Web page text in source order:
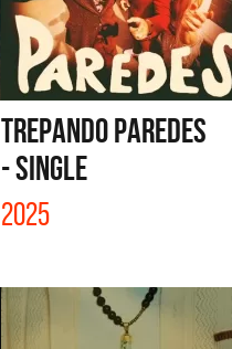
TREPANDO PAREDES
- SINGLE
2025